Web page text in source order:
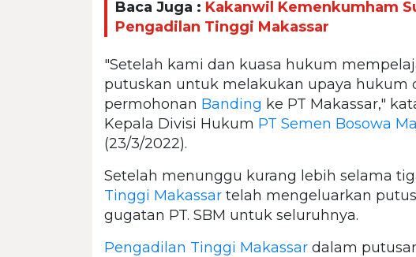
Baca Juga : Kakanwil Kemenkumham
Pengadilan Tinggi Makassar
"Setelah kami dan kuasa hukum
putuskan untuk melakukan upaya hukum
permohonan Banding ke PT Makassar,"
Kepala Divisi Hukum PT Semen Bosowa
(23/3/2022).
Setelah menunggu kurang lebih selama
Tinggi Makassar telah mengeluarkan
gugatan PT. SBM untuk seluruhnya.
Pengadilan Tinggi Makassar dalam